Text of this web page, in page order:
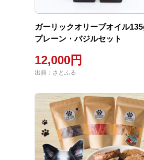
ガーリックオリーブオイル
プレーン・バジルセット
12,000円
出典：さとふる